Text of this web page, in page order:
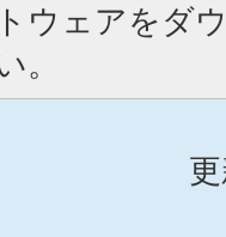
ウェアをダ
。